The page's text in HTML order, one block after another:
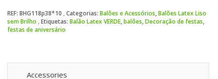
VERDE
18
10un
REF: BHG118p38*10 Categorias: Balões e Acessórios,Balões Latex Liso
sem Brilho Etiquetas: Balão Latex VERDE,balões,Decoração de festas,
festas de aniversário
Accessories